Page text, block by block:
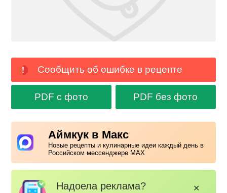
Сообщить об ошибке в рецепте
PDF с фото PDF без фото
Аймкук в Макс
Новые рецепты и кулинарные идеи каждый день в
Российском мессенджере MAX
Надоела реклама? ✕